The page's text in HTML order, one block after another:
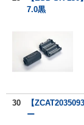
7.0黒
30
【
ー